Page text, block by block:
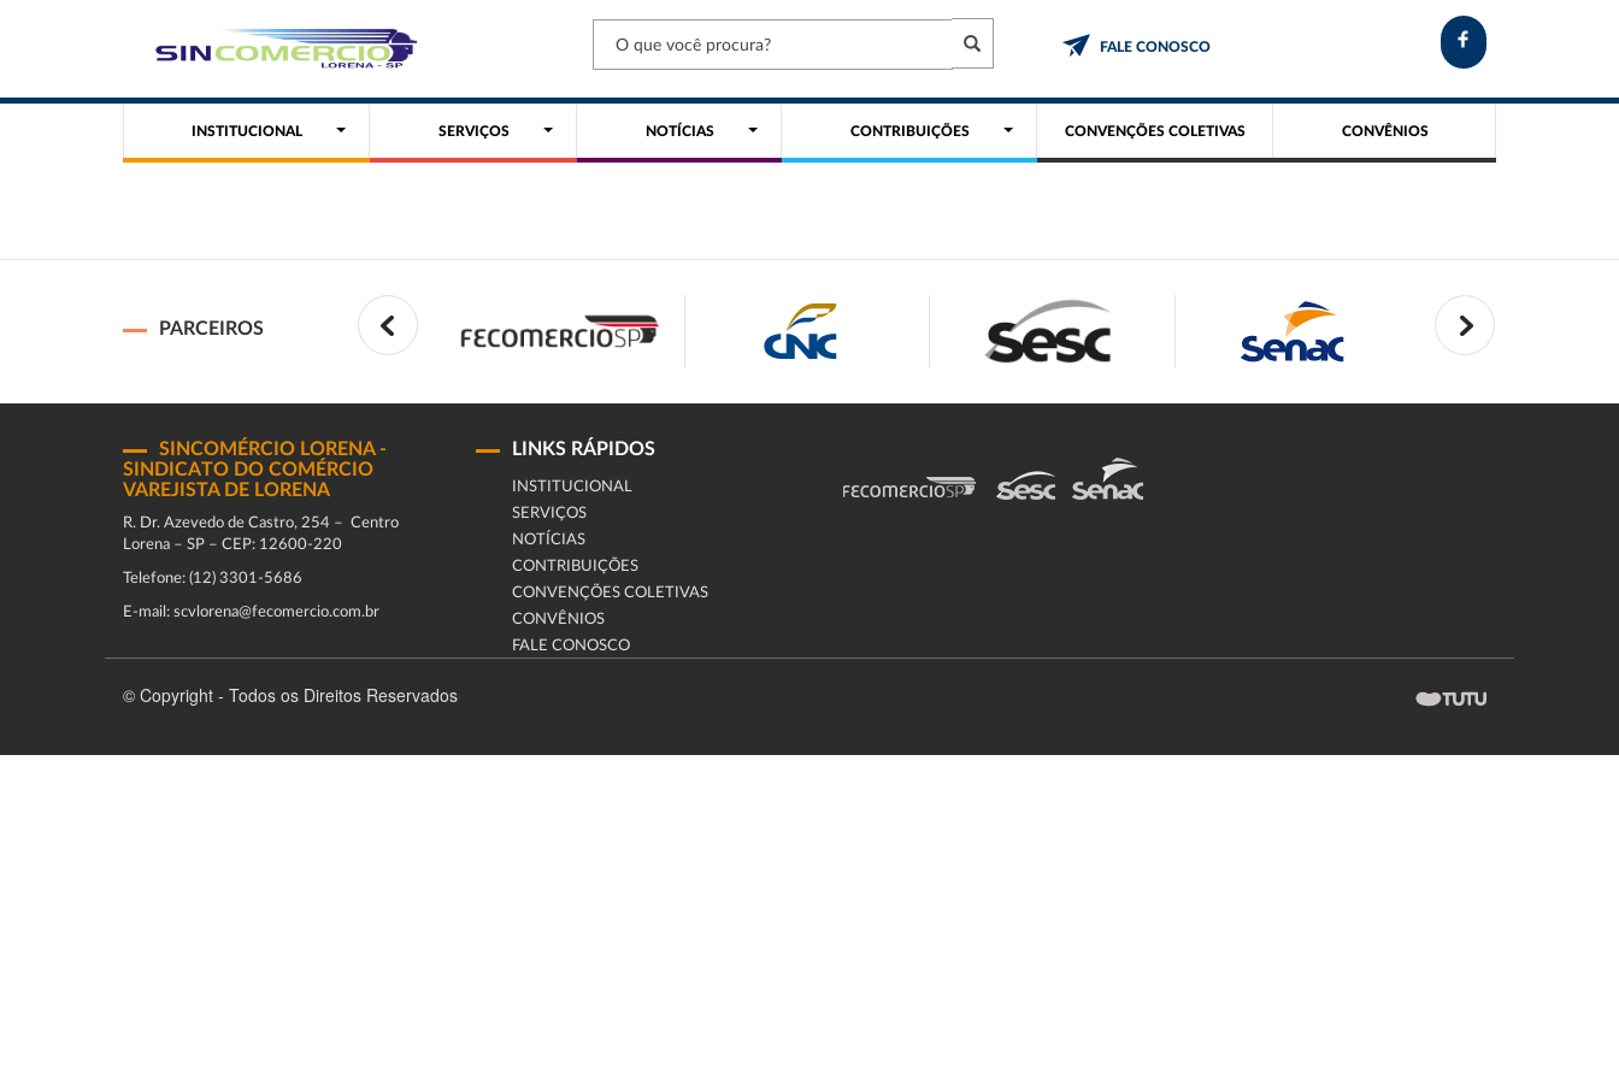
FALE CONOSCO
INSTITUCIONAL SERVIÇOS NOTÍCIAS CONTRIBUIÇÕES CONVENÇÕES COLETIVAS CONVÊNIOS
PARCEIROS
SINCOMÉRCIO LORENA -
SINDICATO DO COMÉRCIO
VAREJISTA DE LORENA
R. Dr. Azevedo de Castro, 254 – Centro
Lorena – SP – CEP: 12600-220
Telefone: (12) 3301-5686
E-mail: scvlorena@fecomercio.com.br
LINKS RÁPIDOS
INSTITUCIONAL
SERVIÇOS
NOTÍCIAS
CONTRIBUIÇÕES
CONVENÇÕES COLETIVAS
CONVÊNIOS
FALE CONOSCO
© Copyright - Todos os Direitos Reservados